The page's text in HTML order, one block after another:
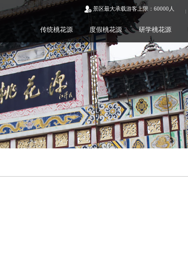
景区最大承载游客上限：60000人
传统桃花源 度假桃花源 研学桃花源